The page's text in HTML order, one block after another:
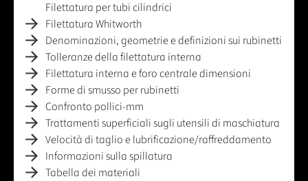
Filettatura per tubi cilindrici
Filettatura Whitworth
Denominazioni, geometrie e definizioni sui rubinetti
Tolleranze della filettatura interna
Filettatura interna e foro centrale dimensioni
Forme di smusso per rubinetti
Confronto pollici-mm
Trattamenti superficiali sugli utensili di maschiatura
Velocità di taglio e lubrificazione/raffreddamento
Informazioni sulla spillatura
Tabella dei materiali